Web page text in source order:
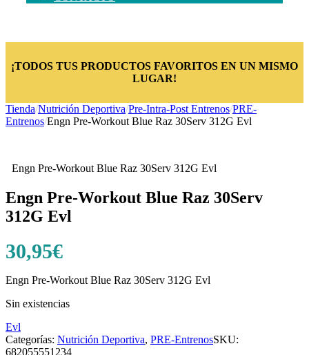
¡TODOS TUS PRODUCTOS FAVORITOS EN UN MISMO
LUGAR!
Tienda/Nutrición Deportiva/Pre-Intra-Post Entrenos/PRE-
Entrenos/Engn Pre-Workout Blue Raz 30Serv 312G Evl
Engn Pre-Workout Blue Raz 30Serv 312G Evl
Engn Pre-Workout Blue Raz 30Serv
312G Evl
30,95€
Engn Pre-Workout Blue Raz 30Serv 312G Evl
Sin existencias
Evl
Categorías: Nutrición Deportiva, PRE-EntrenosSKU:
682055551234